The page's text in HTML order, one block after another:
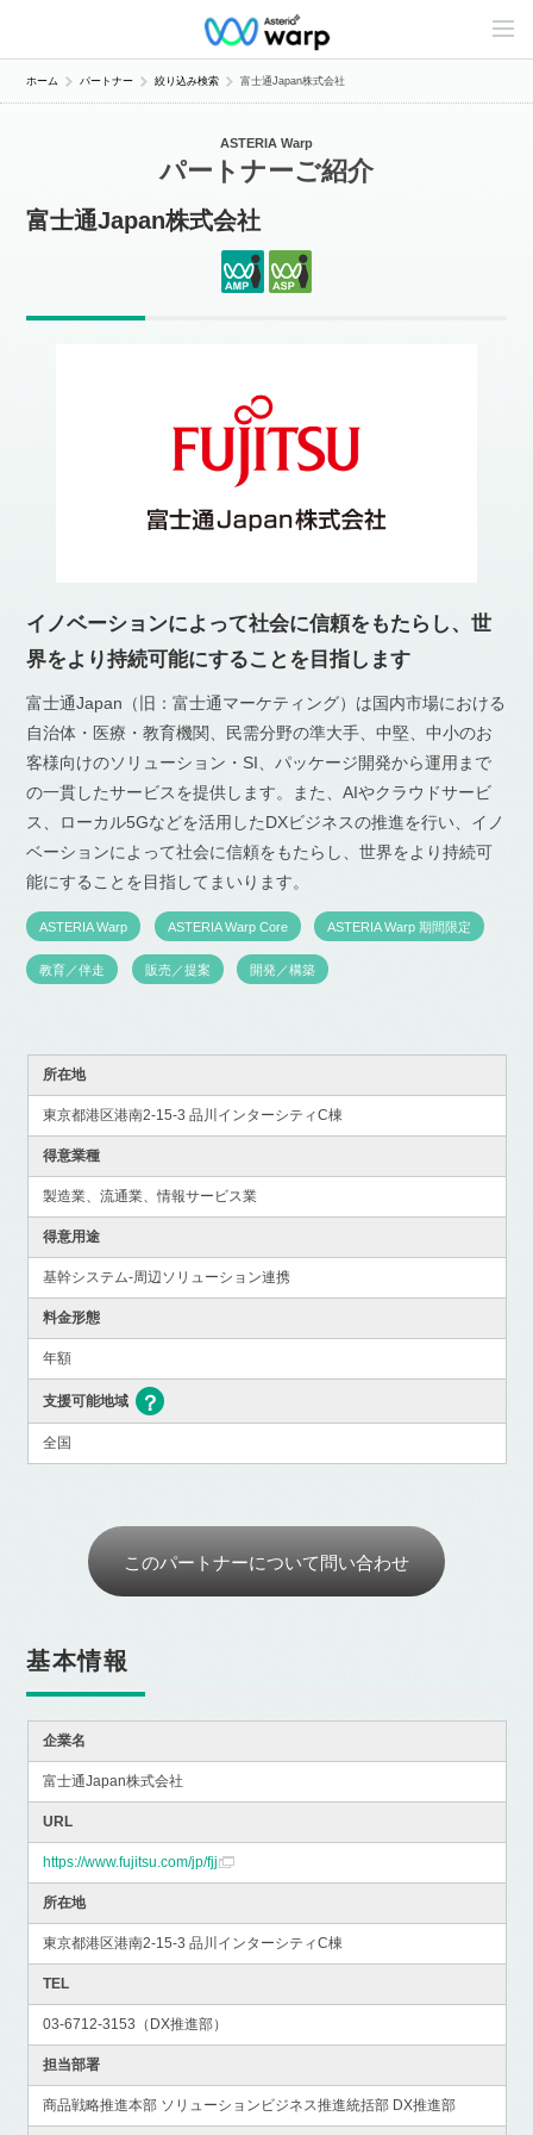
C
n
e
ホーム パートナー 絞り込み検索 富士通Japan株式会社
ASTERIA Warp
パートナーご紹介
富士通Japan株式会社
イノベーションによって社会に信頼をもたらし、世
界をより持続可能にすることを目指します
富士通Japan（旧：富士通マーケティング）は国内市場における
自治体・医療・教育機関、民需分野の準大手、中堅、中小のお
客様向けのソリューション・SI、パッケージ開発から運用まで
の一貫したサービスを提供します。また、AIやクラウドサービ
ス、ローカル5Gなどを活用したDXビジネスの推進を行い、イノ
ベーションによって社会に信頼をもたらし、世界をより持続可
能にすることを目指してまいります。
ASTERIA Warp ASTERIA Warp Core ASTERIA Warp 期間限定
教育／伴走 販売／提案 開発／構築
所在地
東京都港区港南2-15-3 品川インターシティC棟
得意業種
製造業、流通業、情報サービス業
得意用途
基幹システム-周辺ソリューション連携
料金形態
年額
支援可能地域
全国
このパートナーについて問い合わせ
基本情報
企業名
富士通Japan株式会社
URL
https://www.fujitsu.com/jp/fjj
所在地
東京都港区港南2-15-3 品川インターシティC棟
TEL
03-6712-3153（DX推進部）
担当部署
商品戦略推進本部 ソリューションビジネス推進統括部 DX推進部